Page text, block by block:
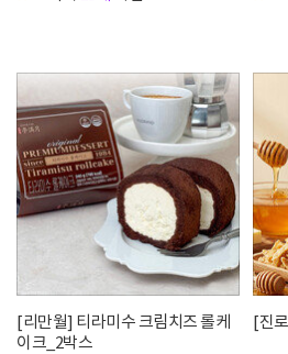
[리만월] 티라미수 크림치즈 롤케
이크_2박스
[진